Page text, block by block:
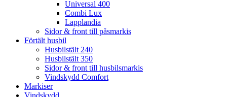
Universal 400
Combi Lux
Lapplandia
Sidor & front till påsmarkis
Förtält husbil
Husbilstält 240
Husbilstält 350
Sidor & front till husbilsmarkis
Vindskydd Comfort
Markiser
Vindskydd